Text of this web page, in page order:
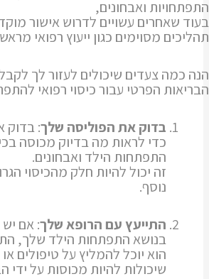
התפתחויות ואבחונים,
בעוד שאחרים עשויים לדרוש אישור
תהליכים מסוימים כגון ייעוץ רפואי
הנה כמה צעדים שיכולים לעזור לך
הבריאות הפרטי עבור כיסוי רפואי
בדוק את הפוליסה שלך: בדוק
כדי לראות מה בדיוק מכוסה
התפתחות הילד ואבחונים.
זה יכול להיות חלק מהכיסוי
נוסף.
התייעץ עם הרופא שלך: אם
בנושא התפתחות הילד שלך,
הוא יוכל להמליץ על טיפולים
שיכולות להיות מכוסות על ידי